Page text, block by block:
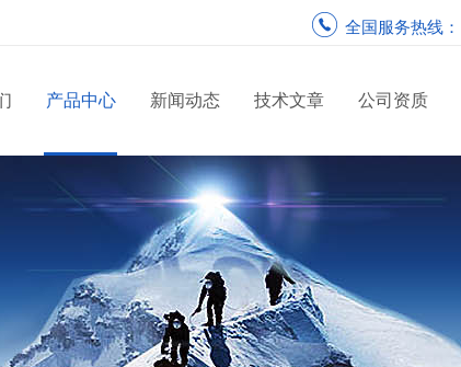
全国服务热线：
产品中心 新闻动态 技术文章 公司资质